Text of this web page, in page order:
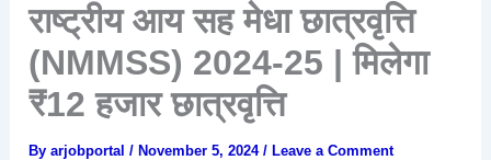
राष्ट्रीय आय सह मेधा छात्रवृत्ति
(NMMSS) 2024-25 | मिलेगा
₹12 हजार छात्रवृत्ति
Byarjobportal/ November 5, 2024/ Leave a Comment